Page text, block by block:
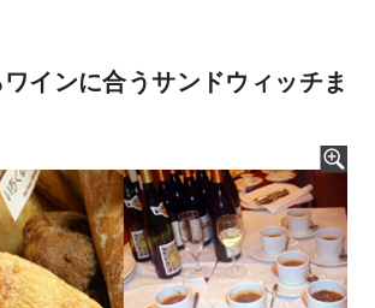
インに合うサンドウィッチま